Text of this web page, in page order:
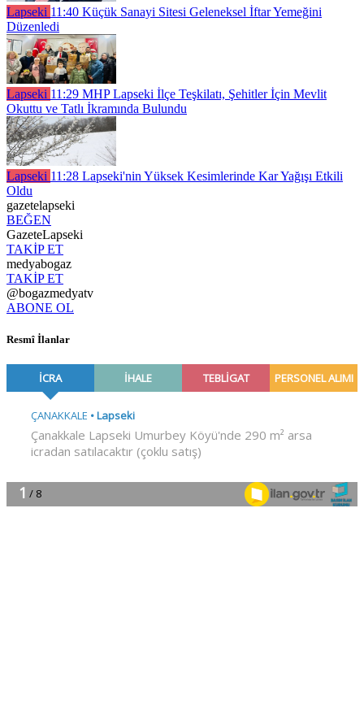
Lapseki 11:40 Küçük Sanayi Sitesi Geleneksel İftar Yemeğini
Düzenledi
Lapseki 11:29 MHP Lapseki İlçe Teşkilatı, Şehitler İçin Mevlit
Okuttu ve Tatlı İkramında Bulundu
Lapseki 11:28 Lapseki'nin Yüksek Kesimlerinde Kar Yağışı Etkili
Oldu
gazetelapseki
BEĞEN
GazeteLapseki
TAKİP ET
medyabogaz
TAKİP ET
@bogazmedyatv
ABONE OL
Resmî İlanlar